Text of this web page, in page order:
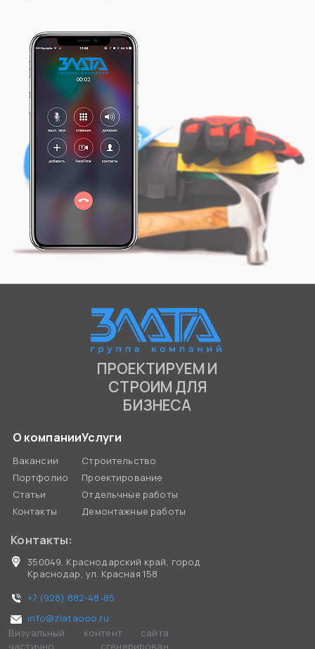
ПРОЕКТИРУЕМ И
СТРОИМ ДЛЯ
БИЗНЕСА
О компании
Вакансии
Портфолио
Статьи
Контакты
Услуги
Строительство
Проектирование
Отдельчные работы
Демонтажные работы
Контакты:
350049, Краснодарский край, город
Краснодар, ул. Красная 158
+7 (928) 882-48-85
info@zlataooo.ru
Визуальный контент сайта